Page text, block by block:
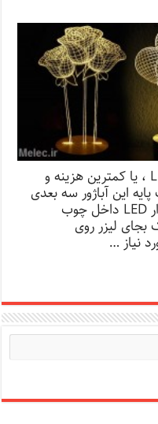
آموزش ساخت آباژور سه بعدی LED ، یا کمترین هزینه و
این آباژور سه بعدی
LED از چوب اسفاده شده ، یک نوار LED داخل چوب
لیزر روی